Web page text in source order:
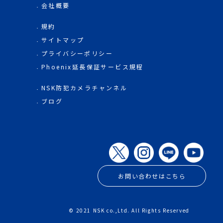
会社概要
規約
サイトマップ
プライバシーポリシー
Phoenix延長保証サービス規程
NSK防犯カメラチャンネル
ブログ
お問い合わせはこちら
© 2021 NSK co.,Ltd. All Rights Reserved